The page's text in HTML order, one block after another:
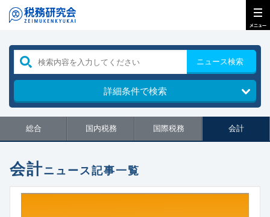
ニュース検索
詳細条件で検索
総合 国内税務 国際税務 会計
会計ニュース記事一覧